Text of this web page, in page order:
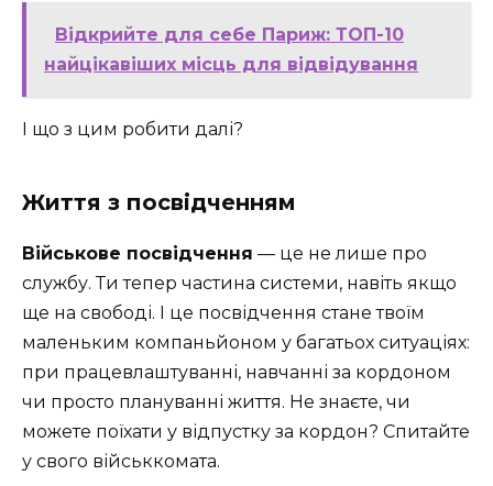
Відкрийте для себе Париж: ТОП-10
найцікавіших місць для відвідування
І що з цим робити далі?
Життя з посвідченням
Військове посвідчення — це не лише про
службу. Ти тепер частина системи, навіть якщо
ще на свободі. І це посвідчення стане твоїм
маленьким компаньйоном у багатьох ситуаціях:
при працевлаштуванні, навчанні за кордоном
чи просто плануванні життя. Не знаєте, чи
можете поїхати у відпустку за кордон? Спитайте
у свого військкомата.